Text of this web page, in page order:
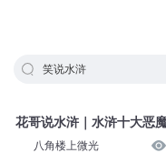
笑说水浒
花哥说水浒｜水浒十大恶
八角楼上微光